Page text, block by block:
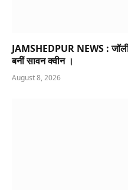
JAMSHEDPUR NEWS :
बनीं सावन क्वीन ।
August 8, 2026